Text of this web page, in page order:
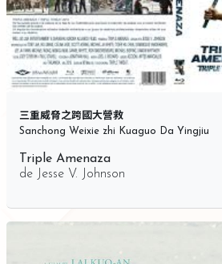
三重威脅之跨國大營救
Sanchong Weixie zhi Kuaguo Da Yingjiu
Triple Amenaza
de
Jesse V. Johnson